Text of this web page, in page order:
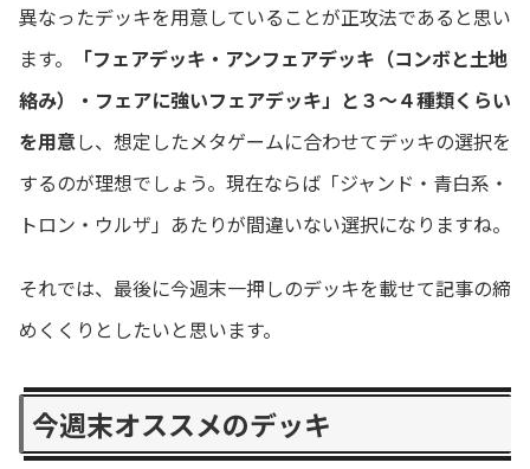
異なったデッキを用意していることが正攻法であると思い
ます。
「フェアデッキ・アンフェアデッキ（コンボと土地
絡み）・フェアに強いフェアデッキ」と３～４種類くらい
を用意し、想定したメタゲームに合わせてデッキの選択を
するのが理想でしょう。現在ならば「ジャンド・青白系・
トロン・ウルザ」あたりが間違いない選択になりますね。
それでは、最後に今週末一押しのデッキを載せて記事の締
めくくりとしたいと思います。
今週末オススメのデッキ